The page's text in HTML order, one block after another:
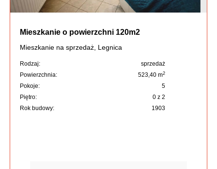
Mieszkanie o powierzchni 120m2
Mieszkanie na sprzedaż, Legnica
Rodzaj:
sprzedaż
Powierzchnia:
523,40 m2
Pokoje:
5
Piętro:
0 z 2
Rok budowy:
1903